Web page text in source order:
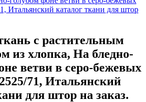
с растительным
из хлопка, На бледно-
ветви в серо-бежевых
71, Итальянский
для штор на заказ.